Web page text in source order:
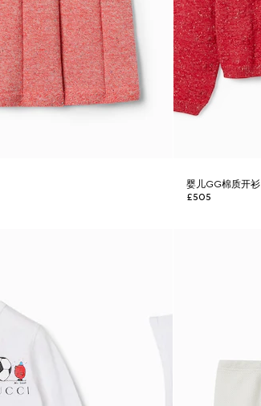
婴儿GG棉质开衫
£505